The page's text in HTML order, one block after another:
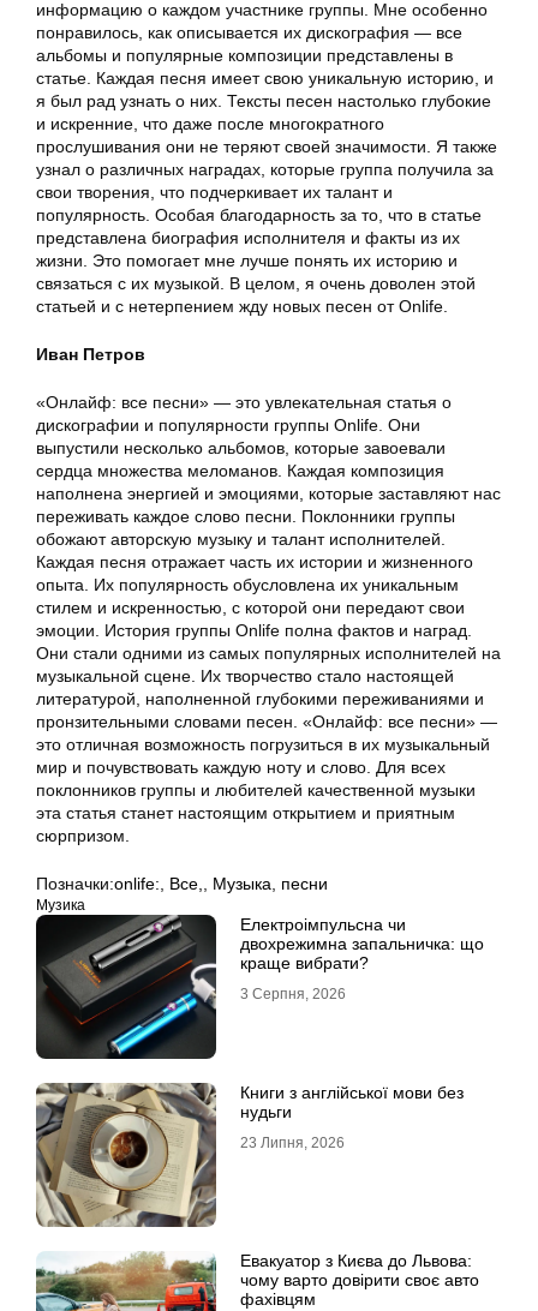
информацию о каждом участнике группы. Мне особенно
понравилось, как описывается их дискография — все
альбомы и популярные композиции представлены в
статье. Каждая песня имеет свою уникальную историю, и
я был рад узнать о них. Тексты песен настолько глубокие
и искренние, что даже после многократного
прослушивания они не теряют своей значимости. Я также
узнал о различных наградах, которые группа получила за
свои творения, что подчеркивает их талант и
популярность. Особая благодарность за то, что в статье
представлена биография исполнителя и факты из их
жизни. Это помогает мне лучше понять их историю и
связаться с их музыкой. В целом, я очень доволен этой
статьей и с нетерпением жду новых песен от Onlife.
Иван Петров
«Онлайф: все песни» — это увлекательная статья о
дискографии и популярности группы Onlife. Они
выпустили несколько альбомов, которые завоевали
сердца множества меломанов. Каждая композиция
наполнена энергией и эмоциями, которые заставляют нас
переживать каждое слово песни. Поклонники группы
обожают авторскую музыку и талант исполнителей.
Каждая песня отражает часть их истории и жизненного
опыта. Их популярность обусловлена их уникальным
стилем и искренностью, с которой они передают свои
эмоции. История группы Onlife полна фактов и наград.
Они стали одними из самых популярных исполнителей на
музыкальной сцене. Их творчество стало настоящей
литературой, наполненной глубокими переживаниями и
пронзительными словами песен. «Онлайф: все песни» —
это отличная возможность погрузиться в их музыкальный
мир и почувствовать каждую ноту и слово. Для всех
поклонников группы и любителей качественной музыки
эта статья станет настоящим открытием и приятным
сюрпризом.
Позначки:onlife:, Все,, Музыка, песни
Музика
Електроімпульсна чи
двохрежимна запальничка: що
краще вибрати?
3 Серпня, 2026
Книги з англійської мови без
нудьги
23 Липня, 2026
Евакуатор з Києва до Львова:
чому варто довірити своє авто
фахівцям